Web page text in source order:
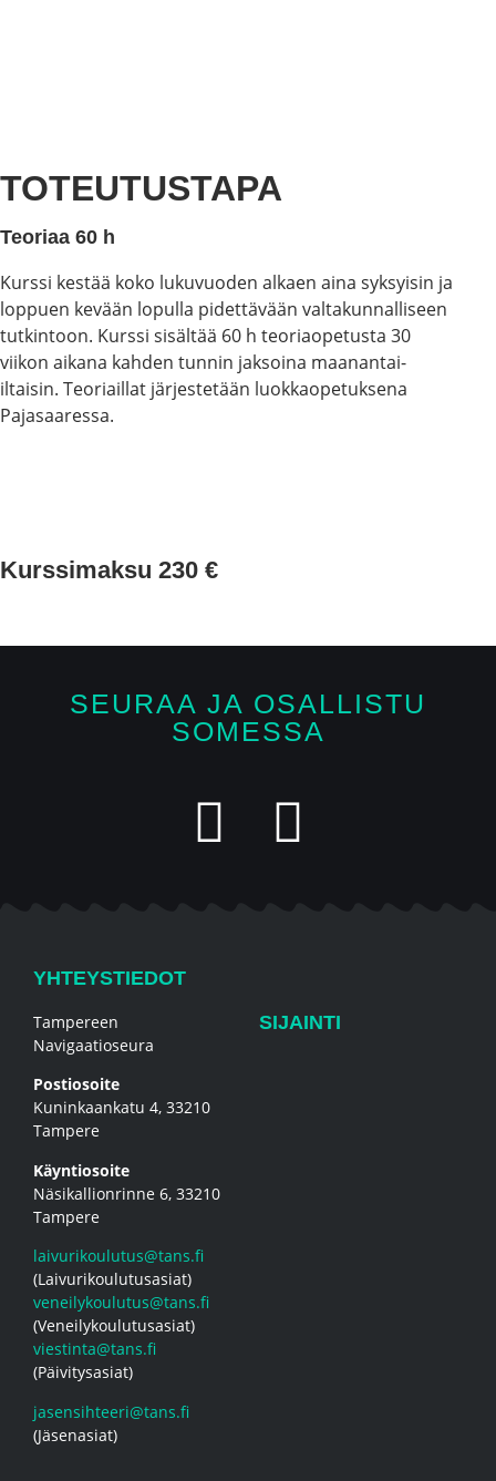
TOTEUTUSTAPA
Teoriaa 60 h
Kurssi kestää koko lukuvuoden alkaen aina syksyisin ja
loppuen kevään lopulla pidettävään valtakunnalliseen
tutkintoon. Kurssi sisältää 60 h teoriaopetusta 30
viikon aikana kahden tunnin jaksoina maanantai-
iltaisin. Teoriaillat järjestetään luokkaopetuksena
Pajasaaressa.
Kurssimaksu 230 €
SEURAA JA OSALLISTU
SOMESSA
YHTEYSTIEDOT
Tampereen
Navigaatioseura
Postiosoite
Kuninkaankatu 4, 33210
Tampere
Käyntiosoite
Näsikallionrinne 6, 33210
Tampere
laivurikoulutus@tans.fi
(Laivurikoulutusasiat)
veneilykoulutus@tans.fi
(Veneilykoulutusasiat)
viestinta@tans.fi
(Päivitysasiat)
jasensihteeri@tans.fi
(Jäsenasiat)
SIJAINTI